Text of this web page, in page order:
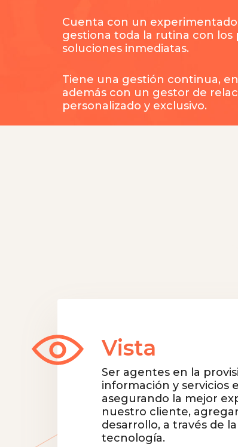
Cuenta con un
gestiona toda la rutina con los
soluciones inmediatas.
Tiene una gestión continua,
además con un gestor de
personalizado y exclusivo.
Vista
Ser agentes en la
información y servicios
asegurando la mejor
nuestro cliente,
desarrollo, a través de
tecnología.